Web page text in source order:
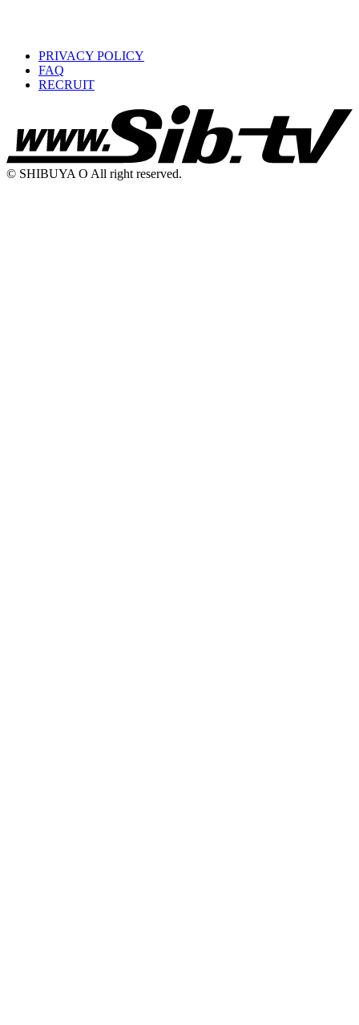
PRIVACY POLICY
FAQ
RECRUIT
© SHIBUYA O All right reserved.